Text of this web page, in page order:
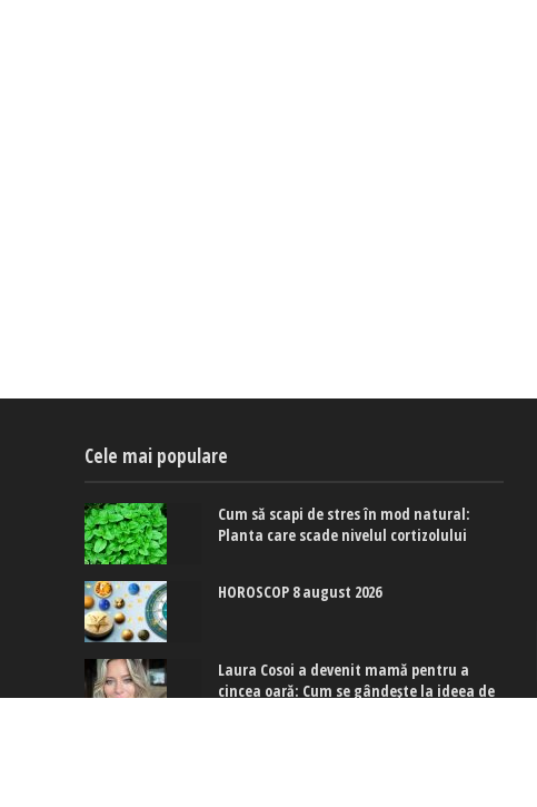
Cele mai populare
Cum să scapi de stres în mod natural:
Planta care scade nivelul cortizolului
HOROSCOP 8 august 2026
Laura Cosoi a devenit mamă pentru a
cincea oară: Cum se gândește la ideea de